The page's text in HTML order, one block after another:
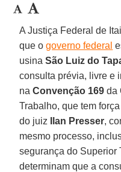
A Justiça Federal de
que o governo federal
usinaSão Luiz do
consulta prévia, livre e
naConvenção 169 da
Trabalho, que tem
do juiz
Ilan Presser,
mesmo processo,
segurança do Superior
determinam que a